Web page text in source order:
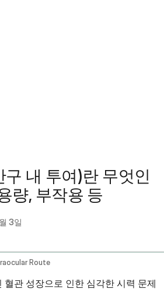
내 투여)란 무엇인
량, 부작용 등
3일
Route
혈관 성장으로 인한 심각한 시력 문제